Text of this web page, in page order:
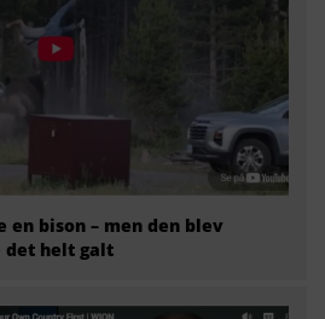
bison – men den blev
det helt galt